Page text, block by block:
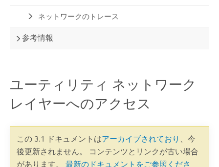
ネットワークのトレース
参考情報
ユーティリティ ネットワーク
レイヤーへのアクセス
この 3.1 ドキュメントはアーカイブされており 、今
後更新されません。 コンテンツとリンクが古い場合
があります。 最新のドキュメントをご参照くださ